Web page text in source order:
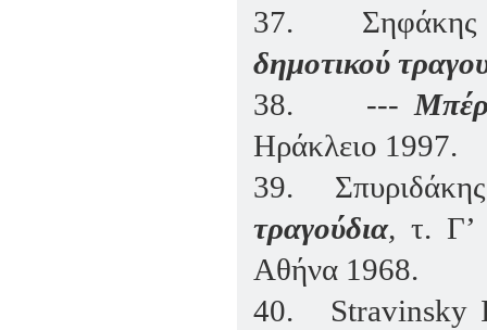
37.
δημοτικού
38.
---
Ηράκλειο 1997.
39.
τραγούδια,τ. Γ’
Αθήνα 1968.
40.
Stravinsky